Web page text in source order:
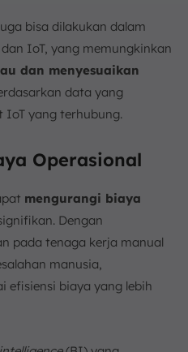
bisa dilakukan dalam
IoT, yang memungkinkan
dan menyesuaikan
data yang
yang terhubung.
Operasional
mengurangi biaya
Dengan
pada tenaga kerja manual
manusia,
efisiensi biaya yang lebih